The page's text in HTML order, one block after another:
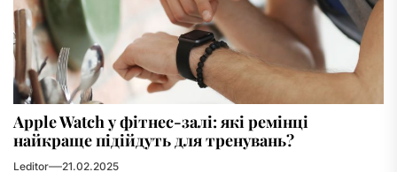
Apple Watch у фітнес-залі: які ремінці
найкраще підійдуть для тренувань?
Leditor 21.02.2025